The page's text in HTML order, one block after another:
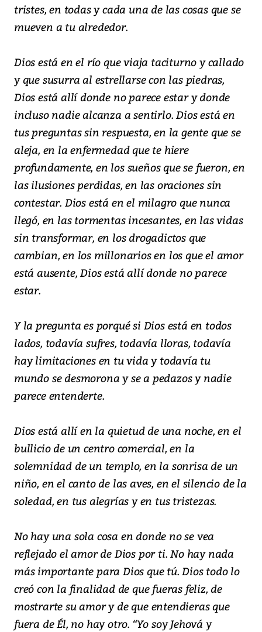
tristes, en todas y cada una de las cosas que se
mueven a tu alrededor.
Dios está en el río que viaja taciturno y callado
y que susurra al estrellarse con las piedras,
Dios está allí donde no parece estar y donde
incluso nadie alcanza a sentirlo. Dios está en
tus preguntas sin respuesta, en la gente que se
aleja, en la enfermedad que te hiere
profundamente, en los sueños que se fueron, en
las ilusiones perdidas, en las oraciones sin
contestar. Dios está en el milagro que nunca
llegó, en las tormentas incesantes, en las vidas
sin transformar, en los drogadictos que
cambian, en los millonarios en los que el amor
está ausente, Dios está allí donde no parece
estar.
Y la pregunta es porqué si Dios está en todos
lados, todavía sufres, todavía lloras, todavía
hay limitaciones en tu vida y todavía tu
mundo se desmorona y se a pedazos y nadie
parece entenderte.
Dios está allí en la quietud de una noche, en el
bullicio de un centro comercial, en la
solemnidad de un templo, en la sonrisa de un
niño, en el canto de las aves, en el silencio de la
soledad, en tus alegrías y en tus tristezas.
No hay una sola cosa en donde no se vea
reflejado el amor de Dios por ti. No hay nada
más importante para Dios que tú. Dios todo lo
creó con la finalidad de que fueras feliz, de
mostrarte su amor y de que entendieras que
fuera de Él, no hay otro. “Yo soy Jehová y